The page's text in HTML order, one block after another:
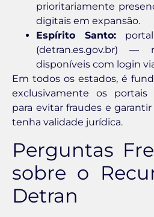
prioritariamente
digitais em expansão.
Espírito Santo:
(detran.es.gov.br) —
disponíveis com login
Em todos os estados, é
exclusivamente os portais
para evitar fraudes e
tenha validade jurídica.
Perguntas
sobre o
Detran